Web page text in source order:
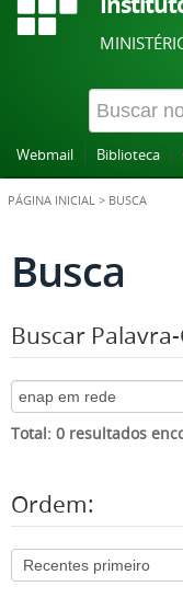
Webmail Biblioteca
PÁGINA INICIAL > BUSCA
Busca
Buscar
Total: 0 resultados
Ordem: